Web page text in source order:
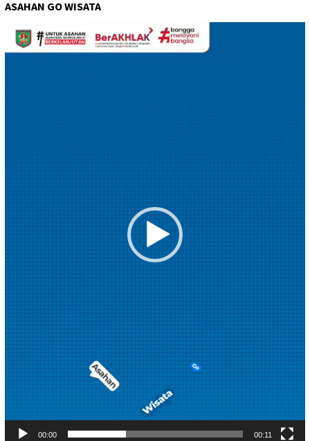
ASAHAN GO WISATA
Pemutar
Video
00:00 00:11